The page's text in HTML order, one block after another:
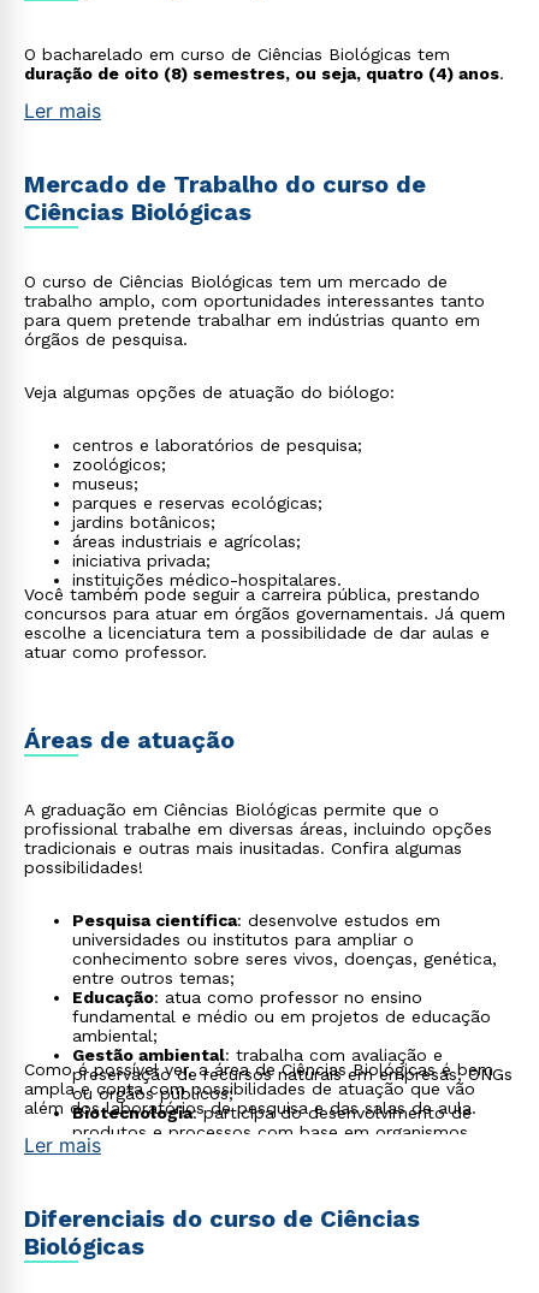
O bacharelado em curso de Ciências Biológicas tem
duração de oito (8) semestres, ou seja, quatro (4) anos.
Ler mais
Mercado de Trabalho do curso de
Ciências Biológicas
O curso de Ciências Biológicas tem um mercado de
trabalho amplo, com oportunidades interessantes tanto
para quem pretende trabalhar em indústrias quanto em
órgãos de pesquisa.
Veja algumas opções de atuação do biólogo:
centros e laboratórios de pesquisa;
zoológicos;
museus;
parques e reservas ecológicas;
jardins botânicos;
áreas industriais e agrícolas;
iniciativa privada;
instituições médico-hospitalares.
Você também pode seguir a carreira pública, prestando
concursos para atuar em órgãos governamentais. Já quem
escolhe a licenciatura tem a possibilidade de dar aulas e
atuar como professor.
Áreas de atuação
A graduação em Ciências Biológicas permite que o
profissional trabalhe em diversas áreas, incluindo opções
tradicionais e outras mais inusitadas. Confira algumas
possibilidades!
Pesquisa científica: desenvolve estudos em
universidades ou institutos para ampliar o
conhecimento sobre seres vivos, doenças, genética,
entre outros temas;
Educação: atua como professor no ensino
fundamental e médio ou em projetos de educação
ambiental;
Gestão ambiental: trabalha com avaliação e
preservação de recursos naturais em empresas, ONGs
ou órgãos públicos;
Biotecnologia: participa do desenvolvimento de
produtos e processos com base em organismos
vivos, como medicamentos, vacinas ou transgênicos;
Perícia ambiental
: auxilia investigações ligadas a
crimes ambientais por meio de análises biológicas;
Indústria alimentícia
microbiológica de alimentos e participa da criação de
Como é possível ver, a área de Ciências Biológicas é bem
ampla e conta com possibilidades de atuação que vão
além dos laboratórios de pesquisa e das salas de aula.
Ler mais
Diferenciais do curso de Ciências
Biológicas